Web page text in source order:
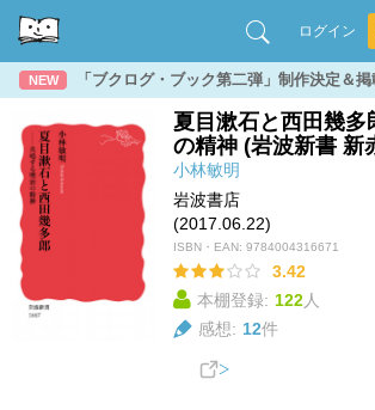
ログイン
NEW 「ブクログ・ブック第二弾」制作決定＆
夏目漱石と西田幾多
の精神 (岩波新書 新
小林敏明
岩波書店
(2017.06.22)
ISBN・EAN: 9784004316671
3.42
本棚登録: 122人
感想: 12件